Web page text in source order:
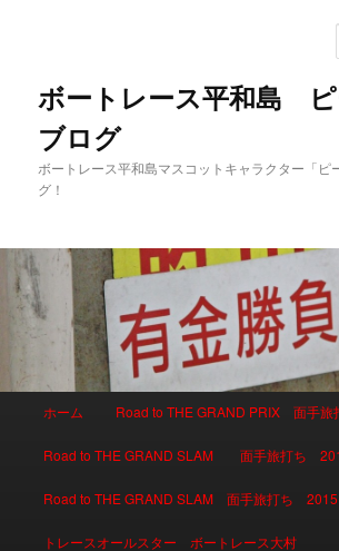
ボートレース平和島
ブログ
ボートレース平和島マスコットキャラクター「ピ
グ！
メインコンテンツへ移動
サブコンテンツへ移動
ホーム Road to THE GRAND PRIX 面手旅
Road to THE GRAND SLAM 面手旅打ち
Road to THE GRAND SLAM 面手旅打ち
トレースオールスター ボートレース大村